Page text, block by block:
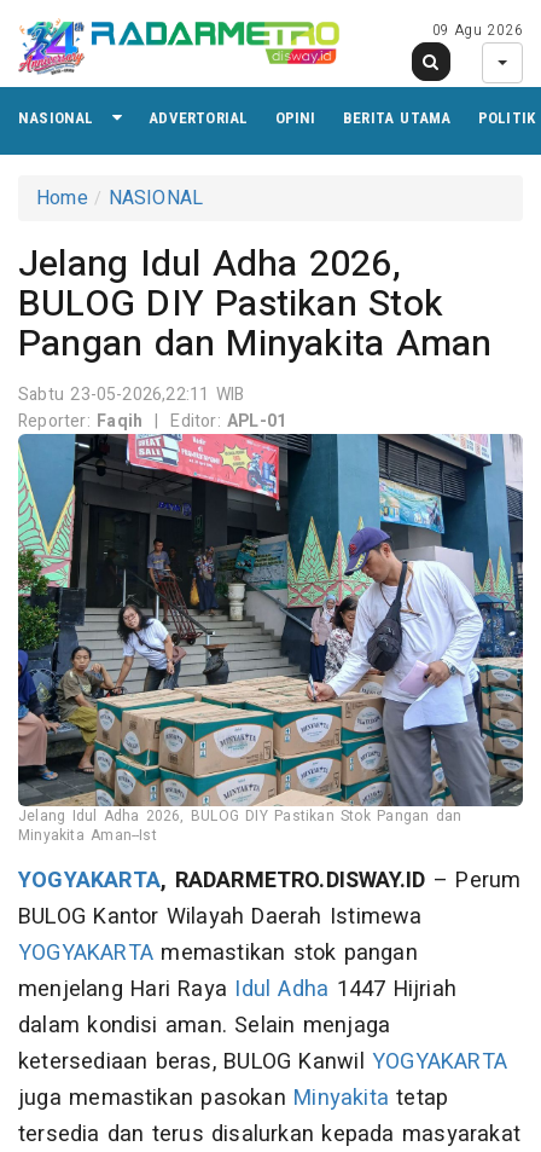
09 Agu 2026
NASIONAL ADVERTORIAL OPINI BERITA UTAMA POLITIK
Home NASIONAL
Jelang Idul Adha 2026,
BULOG DIY Pastikan Stok
Pangan dan Minyakita Aman
Sabtu 23-05-2026,22:11 WIB
Reporter: Faqih | Editor:APL-01
Jelang Idul Adha 2026, BULOG DIY Pastikan Stok Pangan dan
Minyakita Aman--Ist
YOGYAKARTA, RADARMETRO.DISWAY.ID – Perum
BULOG Kantor Wilayah Daerah Istimewa
YOGYAKARTA memastikan stok pangan
menjelang Hari Raya Idul Adha 1447 Hijriah
dalam kondisi aman. Selain menjaga
ketersediaan beras, BULOG Kanwil YOGYAKARTA
juga memastikan pasokan Minyakita tetap
tersedia dan terus disalurkan kepada masyarakat